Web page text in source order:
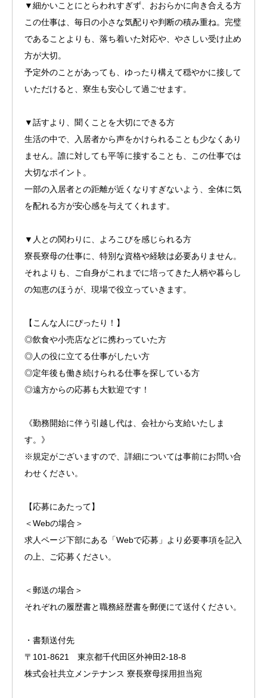
▼細かいことにとらわれすぎず、おおらかに向き合える方
この仕事は、毎日の小さな気配りや判断の積み重ね。完璧
であることよりも、落ち着いた対応や、やさしい受け止め
方が大切。
予定外のことがあっても、ゆったり構えて穏やかに接して
いただけると、寮生も安心して過ごせます。
▼話すより、聞くことを大切にできる方
生活の中で、入居者から声をかけられることも少なくあり
ません。誰に対しても平等に接することも、この仕事では
大切なポイント。
一部の入居者との距離が近くなりすぎないよう、全体に気
を配れる方が安心感を与えてくれます。
▼人との関わりに、よろこびを感じられる方
寮長寮母の仕事に、特別な資格や経験は必要ありません。
それよりも、ご自身がこれまでに培ってきた人柄や暮らし
の知恵のほうが、現場で役立っていきます。
【こんな人にぴったり！】
◎飲食や小売店などに携わっていた方
◎人の役に立てる仕事がしたい方
◎定年後も働き続けられる仕事を探している方
◎遠方からの応募も大歓迎です！
《勤務開始に伴う引越し代は、会社から支給いたしま
す。》
※規定がございますので、詳細については事前にお問い合
わせください。
【応募にあたって】
＜Webの場合＞
求人ページ下部にある「Webで応募」より必要事項を記入
の上、ご応募ください。
＜郵送の場合＞
それぞれの履歴書と職務経歴書を郵便にて送付ください。
・書類送付先
〒101-8621 東京都千代田区外神田2-18-8
株式会社共立メンテナンス 寮長寮母採用担当宛